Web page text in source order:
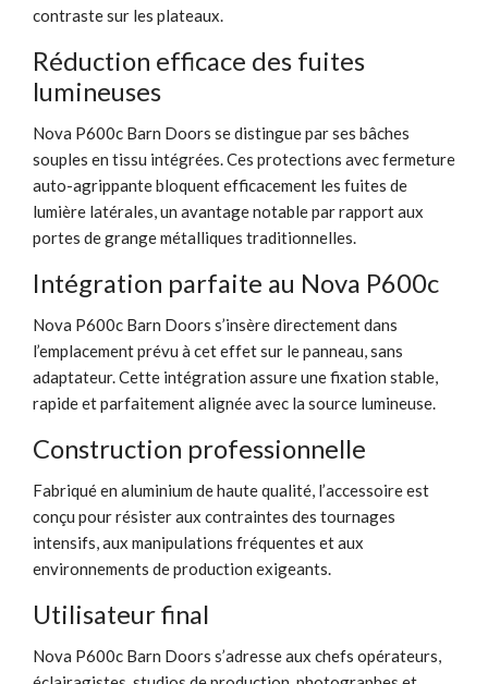
contraste sur les plateaux.
Réduction efficace des fuites
lumineuses
Nova P600c Barn Doors se distingue par ses bâches
souples en tissu intégrées. Ces protections avec fermeture
auto-agrippante bloquent efficacement les fuites de
lumière latérales, un avantage notable par rapport aux
portes de grange métalliques traditionnelles.
Intégration parfaite au Nova P600c
Nova P600c Barn Doors s’insère directement dans
l’emplacement prévu à cet effet sur le panneau, sans
adaptateur. Cette intégration assure une fixation stable,
rapide et parfaitement alignée avec la source lumineuse.
Construction professionnelle
Fabriqué en aluminium de haute qualité, l’accessoire est
conçu pour résister aux contraintes des tournages
intensifs, aux manipulations fréquentes et aux
environnements de production exigeants.
Utilisateur final
Nova P600c Barn Doors s’adresse aux chefs opérateurs,